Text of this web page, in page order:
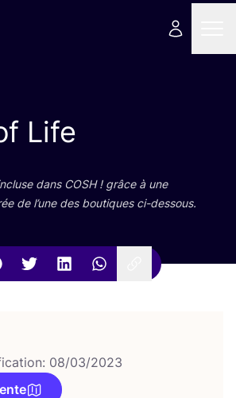
Life
dans COSH! grâce à une
de l’une des bou­tiques ci-dessous.
08/03/2023